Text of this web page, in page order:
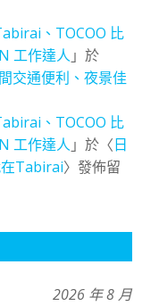
、TOCOO 比
工作達人 」於
交通便利、夜景佳
、TOCOO 比
工作達人 」於〈日
Tabirai〉發佈留
2026 年 8 月